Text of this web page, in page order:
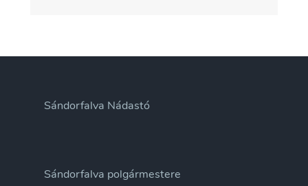
Sándorfalva Nádastó
Sándorfalva polgármestere